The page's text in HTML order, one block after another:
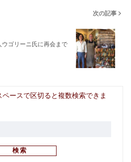
次の記事
ゴリーニ氏に再会まで
ースで区切ると複数検索できま
検索